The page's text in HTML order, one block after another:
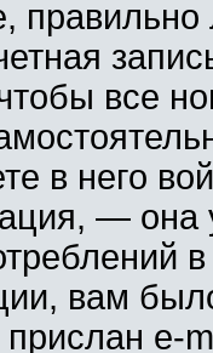
все
в него
—
вам
e-